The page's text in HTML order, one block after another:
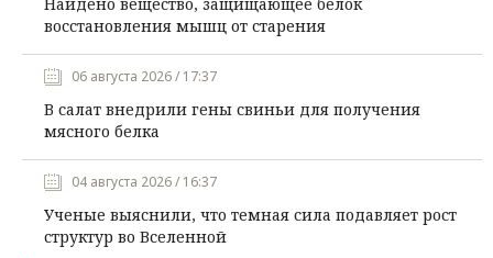
восстановления мышц от старения
06 августа 2026 / 17:37
В салат внедрили гены свиньи для получения
мясного белка
04 августа 2026 / 16:37
Ученые выяснили, что темная сила подавляет рост
структур во Вселенной